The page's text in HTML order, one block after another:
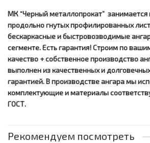
МК “Черный металлопрокат” занимается
продольно гнутых профилированных
бескаркасные и быстровозводимые
сегменте. Есть гарантия! Строим по
качество + собственное производство
выполнен из качественных и
гарантией. В производстве ангара мы
комплектующие и материалы
ГОСТ.
Рекомендуем посмотреть